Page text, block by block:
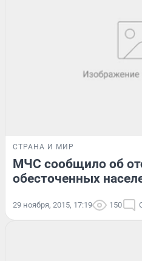
СТРАНА И МИР
МЧС сообщило об
обесточенных
29 ноября, 2015, 17:19 150